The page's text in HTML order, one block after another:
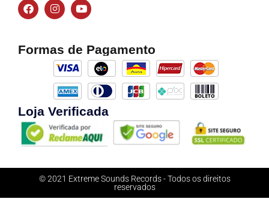
Formas de Pagamento
Loja Verificada
© 2021 Extreme Sounds Records - Todos os direitos
reservados